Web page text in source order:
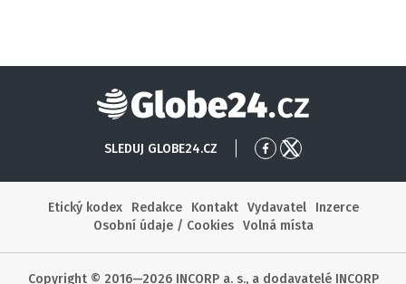
Globe24
SLEDUJ GLOBE24.CZ
PřejítPřejít
Etický kodex
Redakce Kontakt Vydavatel
Inzerce
Osobní údaje / Cookies
Volná místa
Copyright © 2016—2026 INCORP a. s., a dodavatelé INCORP